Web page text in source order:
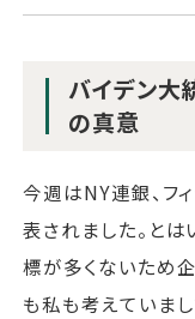
バイデン大
の真意
今週はNY連銀、フ
表されました。と
標が多くないため
も私も考えていまし